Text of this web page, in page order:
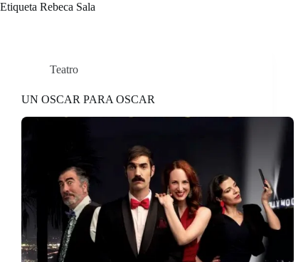
Etiqueta Rebeca Sala
Teatro
UN OSCAR PARA OSCAR